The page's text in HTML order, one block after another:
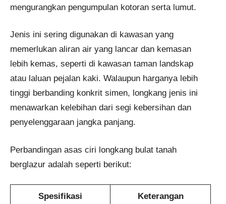
mengurangkan pengumpulan kotoran serta lumut.
Jenis ini sering digunakan di kawasan yang
memerlukan aliran air yang lancar dan kemasan
lebih kemas, seperti di kawasan taman landskap
atau laluan pejalan kaki. Walaupun harganya lebih
tinggi berbanding konkrit simen, longkang jenis ini
menawarkan kelebihan dari segi kebersihan dan
penyelenggaraan jangka panjang.
Perbandingan asas ciri longkang bulat tanah
berglazur adalah seperti berikut:
Spesifikasi Keterangan